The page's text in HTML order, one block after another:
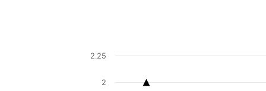
2
2.25